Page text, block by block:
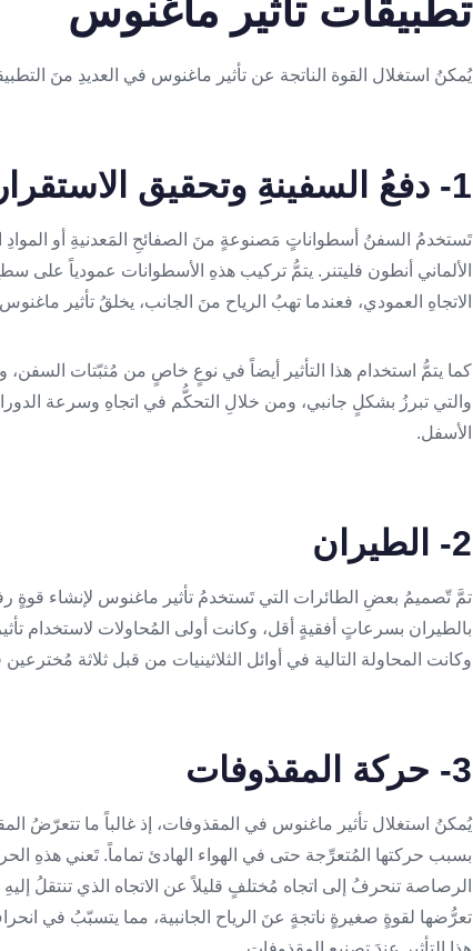
تطبيقات تأثير ماغنوس
يُمكنُ استغلال القوة الناتجة عن تأثير ماغنوس في العديدِ منَ
1- دفعُ السفينةِ وتحقيق الاستقرار لها
الألماني أنطون فليتنر. يتمُّ تركيب هذهِ الأسطوانات عمودياً على
الاتجاهِ العمودي، فعندما تهبُ الرياح منَ الجانب، يخلقُ تأثير
كما يتمُّ استخدام هذا التأثير أيضاً في نوعٍ خاصٍ من مُثبّتات
والتي تبرزُ بشكلٍ جانبي، ومن خلالِ التحكُّم في اتجاهِ وسرعة
الأسفل.
2- الطيران
تمَّ تّصميمُ بعضِ الطائرات التي تَستخدمُ تأثير ماغنوس لإنشاء قوةٍ
وكانت المحاولة التالية في أوائل الثلاثينيات من قبل ثلاثة
3- حركة المقذوفات
يُمكنُ استغلال تأثير ماغنوس في المقذوفات، إذ غالباً ما تتعرّضُ
بسبب حركتها المُتعرِّجة حتى في الهواء الهادئ تماماً. تَعني هذهِ
الرصاصة تنحرفُ إلى اتجاه مُختلفٍ قليلاً عن الاتجاه الذي تنتقلُ
تعرُّضها لقوةٍ صغيرةٍ ناتجةٍ عنَ الرياح الجانبية، مما يتسبّبُ في